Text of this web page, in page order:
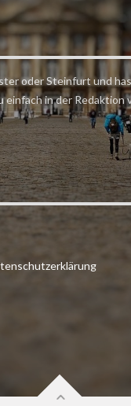
oder Steinfurt und
einfach in der Redaktion